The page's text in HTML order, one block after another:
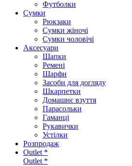
Футболки
Сумки
Рюкзаки
Сумки жіночі
Сумки чоловічі
Аксеcуари
Шапки
Ремені
Шарфи
Засоби для догляду
Шкарпетки
Домашнє взуття
Парасольки
Гаманці
Рукавички
Устілки
Розпродаж
Outlet *
Outlet *